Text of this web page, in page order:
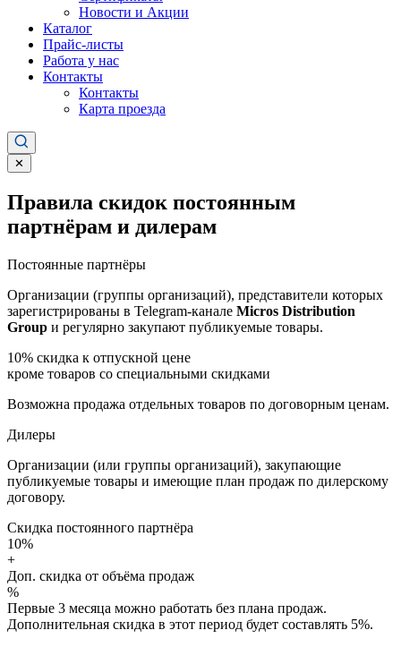
Новости и Акции
Каталог
Прайс-листы
Работа у нас
Контакты
Контакты
Карта проезда
✕
Правила скидок постоянным
партнёрам и дилерам
Постоянные партнёры
Организации (группы организаций), представители которых
зарегистрированы в Telegram-канале Micros Distribution
Group и регулярно закупают публикуемые товары.
10% скидка к отпускной цене
кроме товаров со специальными скидками
Возможна продажа отдельных товаров по договорным ценам.
Дилеры
Организации (или группы организаций), закупающие
публикуемые товары и имеющие план продаж по дилерскому
договору.
Скидка постоянного партнёра
10%
+
Доп. скидка от объёма продаж
%
Первые 3 месяца можно работать без плана продаж.
Дополнительная скидка в этот период будет составлять 5%.